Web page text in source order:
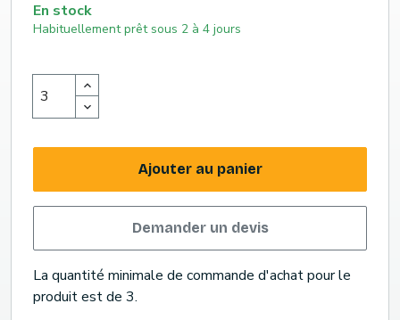
En stock
Habituellement prêt sous 2 à 4 jours
Ajouter au panier
Demander un devis
La quantité minimale de commande d'achat pour le
produit est de 3.